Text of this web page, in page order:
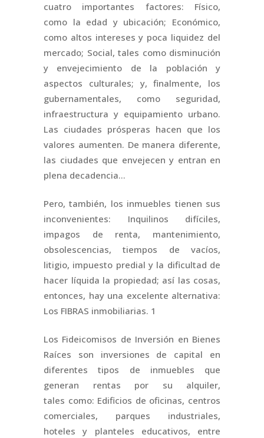
cuatro importantes factores: Físico,
como la edad y ubicación; Económico,
como altos intereses y poca liquidez del
mercado; Social, tales como disminución
y envejecimiento de la población y
aspectos culturales; y, finalmente, los
gubernamentales, como seguridad,
infraestructura y equipamiento urbano.
Las ciudades prósperas hacen que los
valores aumenten. De manera diferente,
las ciudades que envejecen y entran en
plena decadencia…
Pero, también, los inmuebles tienen sus
inconvenientes: Inquilinos difíciles,
impagos de renta, mantenimiento,
obsolescencias, tiempos de vacíos,
litigio, impuesto predial y la dificultad de
hacer líquida la propiedad; así las cosas,
entonces, hay una excelente alternativa:
Los FIBRAS inmobiliarias. 1
Los Fideicomisos de Inversión en Bienes
Raíces son inversiones de capital en
diferentes tipos de inmuebles que
generan rentas por su alquiler,
tales como: Edificios de oficinas, centros
comerciales, parques industriales,
hoteles y planteles educativos, entre